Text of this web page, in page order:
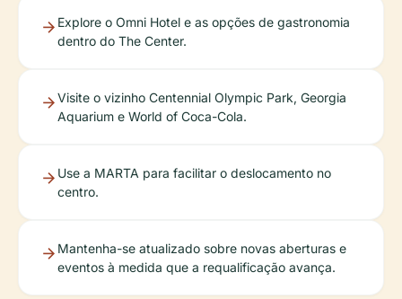
Explore o Omni Hotel e as opções de gastronomia
dentro do The Center.
Visite o vizinho Centennial Olympic Park, Georgia
Aquarium e World of Coca-Cola.
Use a MARTA para facilitar o deslocamento no
centro.
Mantenha-se atualizado sobre novas aberturas e
eventos à medida que a requalificação avança.